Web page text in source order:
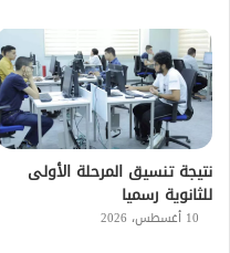
نتيجة تنسيق المرحلة الأولى
للثانوية رسميا
10 أغسطس، 2026